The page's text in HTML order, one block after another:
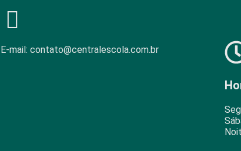
E-mail: contato@centralescola.com.br​